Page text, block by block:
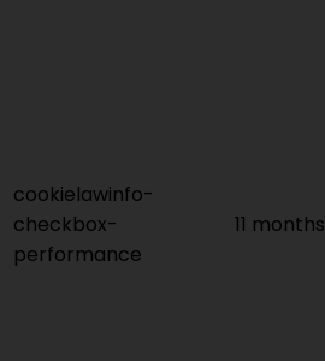
cookielawinfo-
checkbox-
performance
11 months